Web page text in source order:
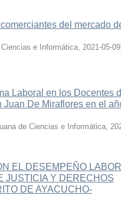
del mercado
e Informática, 2021-05-09
Laboral en los Docentes
Juan De Miraflores en el
de Ciencias e Informática,
EL DESEMPEÑO
JUSTICIA Y DERECHOS
DE AYACUCHO-